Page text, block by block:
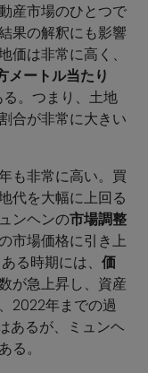
産市場のひとつで
果の解釈にも影響
価は非常に高く、
メートル当たり
。つまり、土地
合が非常に大きい
も非常に高い。買
代を大幅に上回る
ンヘンの市場調整
市場価格に引き上
る時期には、 価
が急上昇し、資産
2022年までの過
あるが、ミュンヘ
る。